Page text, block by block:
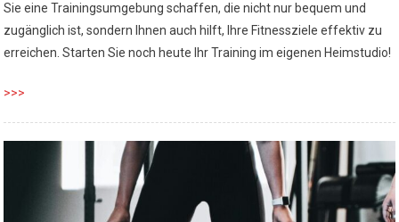
Sie eine Trainingsumgebung schaffen, die nicht nur bequem und
zugänglich ist, sondern Ihnen auch hilft, Ihre Fitnessziele effektiv zu
erreichen. Starten Sie noch heute Ihr Training im eigenen Heimstudio!
>>>